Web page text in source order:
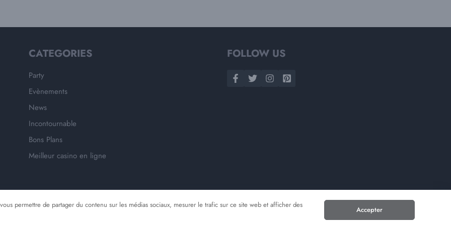
CATEGORIES
Party
Evènements
News
Incontournable
Bons Plans
Meilleur casino en ligne
FOLLOW US
permettre de partager du contenu sur les médias sociaux, mesurer le trafic sur ce site web et afficher des
Accepter